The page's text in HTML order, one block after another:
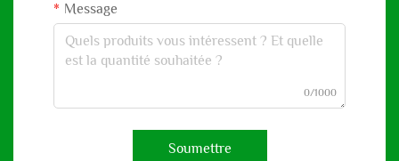
Message
0/1000
Soumettre